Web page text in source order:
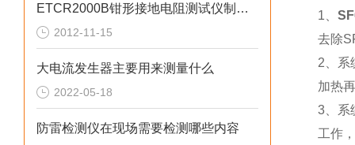
ETCR2000B钳形接地电阻测试仪制造厂家
2012-11-15
大电流发生器主要用来测量什么
2022-05-18
防雷检测仪在现场需要检测哪些内容
1、
去除
2、系
加热
3、系
工作